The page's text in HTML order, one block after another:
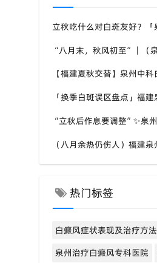
热门标签
白癜风症状表现及治疗方法
泉州治疗白癜风专科医院